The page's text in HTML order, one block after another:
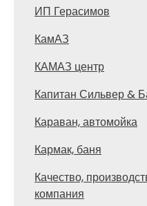
ИП Герасимов
КамАЗ
КАМАЗ центр
Капитан Сильвер &
Караван, автомойка
Кармак, баня
Качество,
компания